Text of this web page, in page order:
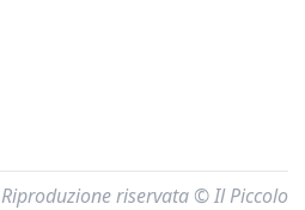
Riproduzione riservata © Il Piccolo